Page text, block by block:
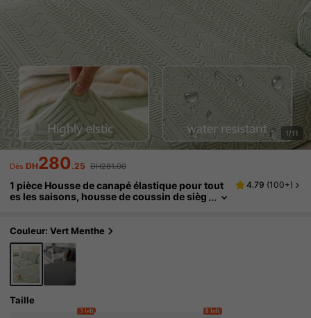
1/11
Dès DH280.25 DH281.00
1 pièce Housse de canapé élastique pour tout
es les saisons, housse de coussin de sièg
maliste moderne, adaptée aux canapés d'angl
e et aux canapés 1/2/3/4 places, pour la cham
bre à coucher et le salon
4.79 (100+)
Couleur: Vert Menthe
Taille
3 left 8 left